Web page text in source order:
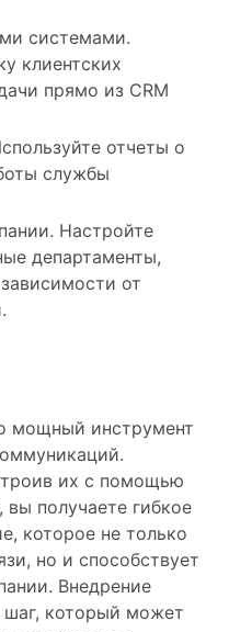
системами.
клиентских
прямо из CRM
отчеты о
службы
Настройте
департаменты,
от
мощный инструмент
их с помощью
вы получаете гибкое
которое не только
но и способствует
Внедрение
который может